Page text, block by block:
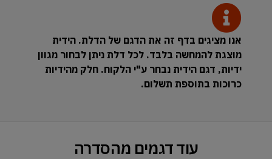
אנו מציגים בדף זה את הדגם של הדלת. הידית
מוצגת להמחשה בלבד. לכל דלת ניתן לבחור מגוון
ידיות, דגם הידית נבחר ע"י הלקוח. חלק מהידיות
כרוכות בתוספת תשלום.
עוד דגמים מהסדרה